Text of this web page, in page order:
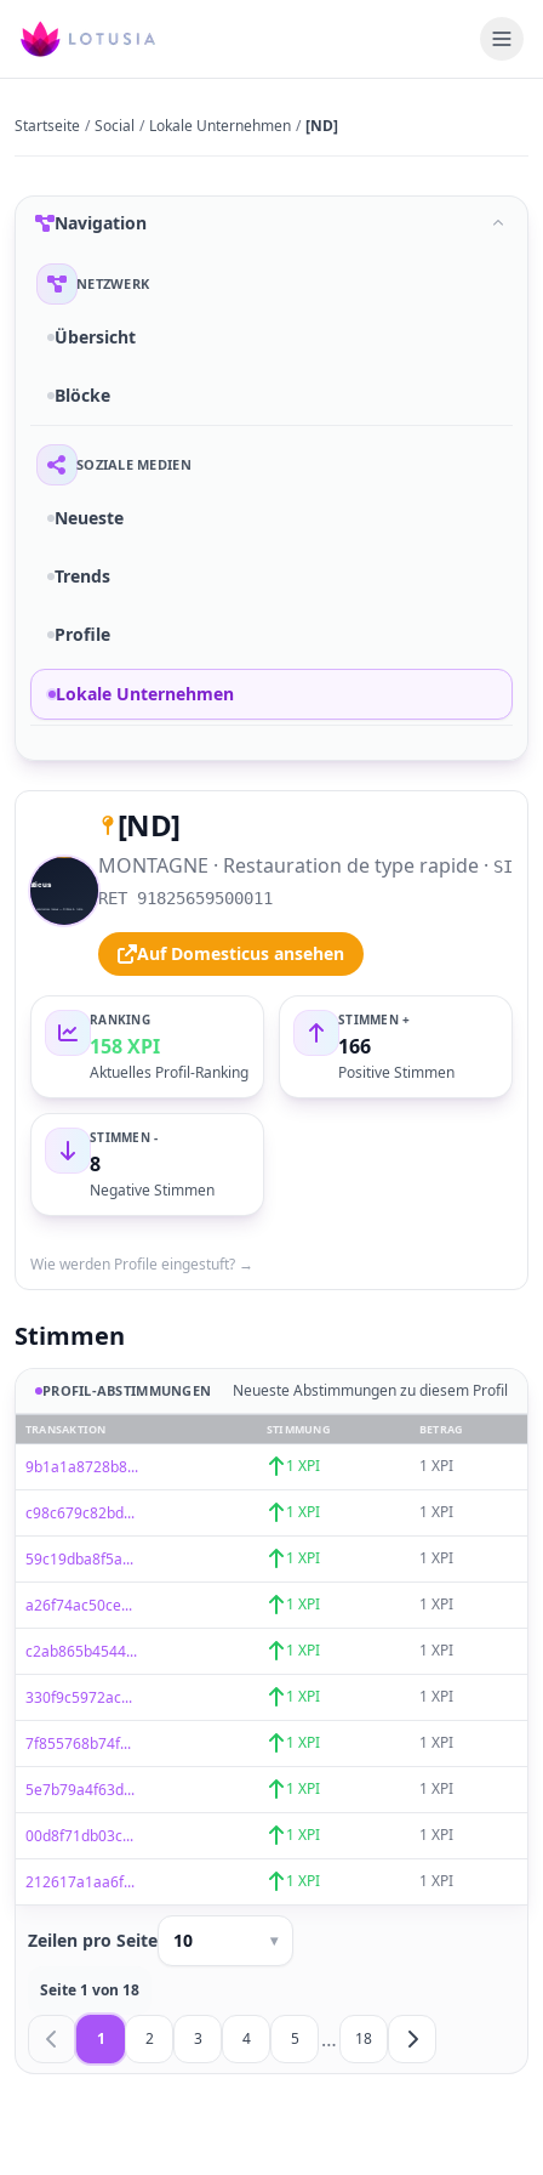
Startseite / Social / Lokale Unternehmen / [ND]
Navigation
NETZWERK
Übersicht
Blöcke
SOZIALE MEDIEN
Neueste
Trends
Profile
Lokale Unternehmen
[ND]
MONTAGNE · Restauration de type rapide · SI
RET 91825659500011
Auf Domesticus ansehen
RANKING
158 XPI
Aktuelles Profil-Ranking
STIMMEN +
166
Positive Stimmen
STIMMEN -
8
Negative Stimmen
Wie werden Profile eingestuft? →
Stimmen
PROFIL-ABSTIMMUNGEN Neueste Abstimmungen zu diesem Profil
TRANSAKTION STIMMUNG BETRAG
9b1a1a8728b8... 1 XPI 1 XPI
c98c679c82bd... 1 XPI 1 XPI
59c19dba8f5a... 1 XPI 1 XPI
a26f74ac50ce... 1 XPI 1 XPI
c2ab865b4544... 1 XPI 1 XPI
330f9c5972ac... 1 XPI 1 XPI
7f855768b74f... 1 XPI 1 XPI
5e7b79a4f63d... 1 XPI 1 XPI
00d8f71db03c... 1 XPI 1 XPI
212617a1aa6f... 1 XPI 1 XPI
Zeilen pro Seite 10 ▾
Seite 1 von 18
1 2 3 4 5 … 18